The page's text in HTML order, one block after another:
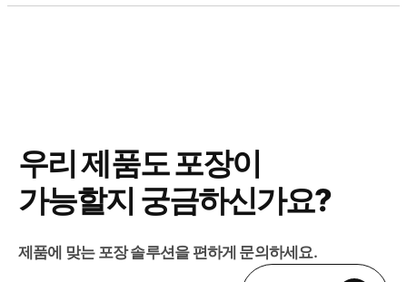
우리 제품도 포장이
가능할지 궁금하신가요?
제품에 맞는 포장 솔루션을 편하게 문의하세요.